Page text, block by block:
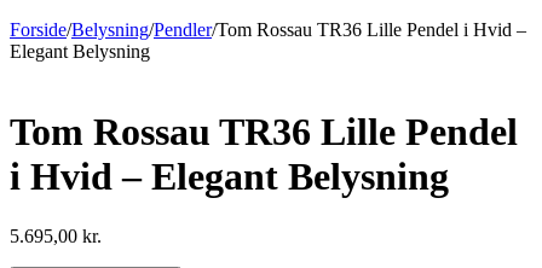
Forside/Belysning/Pendler/Tom Rossau TR36 Lille Pendel i Hvid –
Elegant Belysning
Tom Rossau TR36 Lille Pendel
i Hvid – Elegant Belysning
5.695,00 kr.